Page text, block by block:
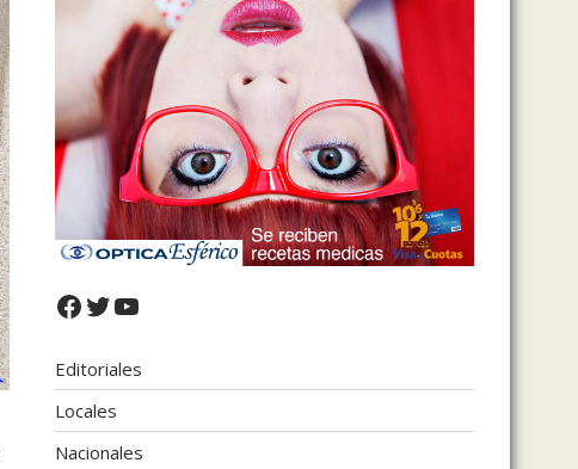
Facebook
Twitter
YouTube
Editoriales
Locales
Nacionales